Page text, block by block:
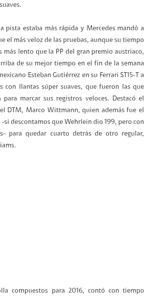
pista estaba más rápida y Mercedes mandó a
el más veloz de las pruebas, aunque su tiempo
más lento que la PP del gran premio austriaco,
de su mejor tiempo en el fin de la semana
Esteban Gutiérrez en su Ferrari ST15-T a
con llantas súper suaves, que fueron las que
marcar sus registros veloces. Destacó el
DTM, Marco Wittmann, quien además fue el
–si descontamos que Wehrlein dio 199, pero con
para quedar cuarto detrás de otro regular,
compuestos para 2016, contó con tiempo